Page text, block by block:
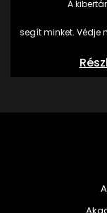
A
segít minket. Védje